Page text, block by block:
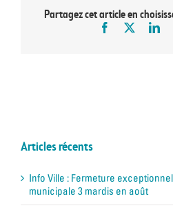
Partagez cet article en
Articles récents
Info Ville : Fermeture
municipale 3 mardis en août